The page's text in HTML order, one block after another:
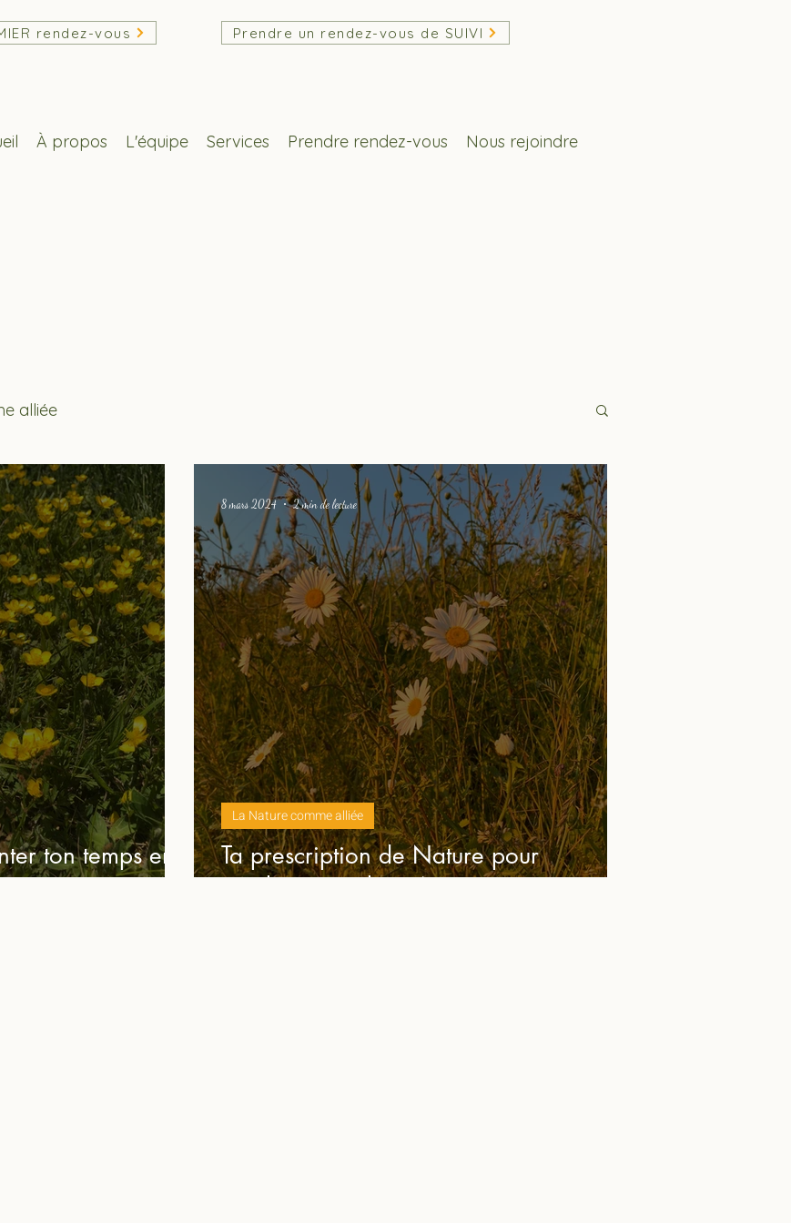
rendez-vous Prendre un rendez-vous de SUIVI
À propos L'équipe Services Prendre rendez-vous Nous rejoindre
alliée
ton temps en
Ta prescription de Nature pour
améliorer ton bien-être
La Nature comme alliée
8 mars 2024 2 min de lecture